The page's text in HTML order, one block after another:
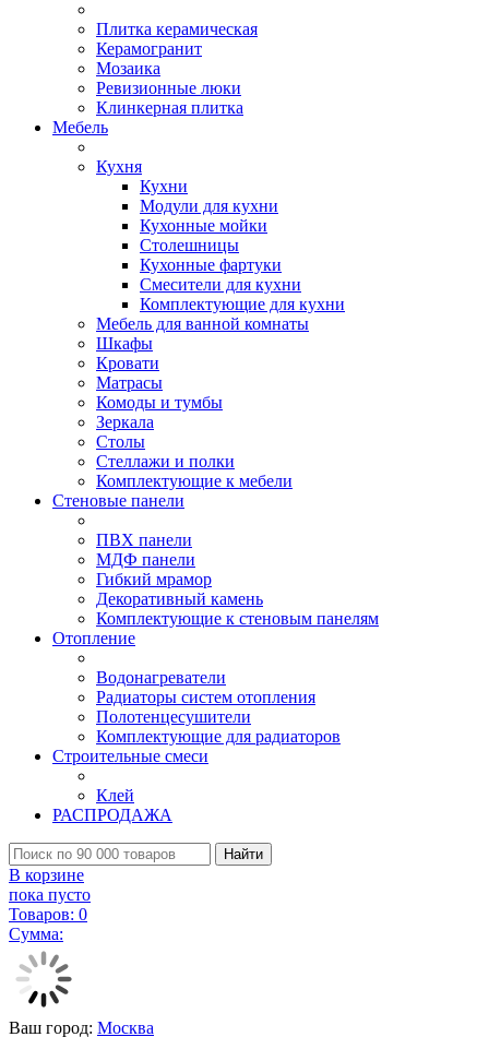
Плитка керамическая
Керамогранит
Мозаика
Ревизионные люки
Клинкерная плитка
Мебель
Кухня
Кухни
Модули для кухни
Кухонные мойки
Столешницы
Кухонные фартуки
Смесители для кухни
Комплектующие для кухни
Мебель для ванной комнаты
Шкафы
Кровати
Матрасы
Комоды и тумбы
Зеркала
Столы
Стеллажи и полки
Комплектующие к мебели
Стеновые панели
ПВХ панели
МДФ панели
Гибкий мрамор
Декоративный камень
Комплектующие к стеновым панелям
Отопление
Водонагреватели
Радиаторы систем отопления
Полотенцесушители
Комплектующие для радиаторов
Строительные смеси
Клей
РАСПРОДАЖА
Найти
В корзине
пока пусто
Товаров: 0
Сумма:
Ваш город: Москва